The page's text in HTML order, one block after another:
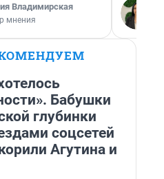
Владимирская
мнения
Бабушки
глубинки
соцсетей
Агутина и